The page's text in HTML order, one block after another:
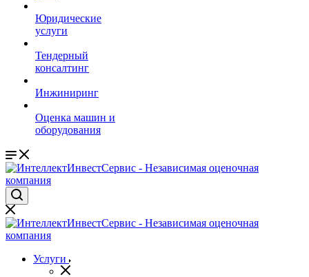
Юридические
услуги
Тендерный
консалтинг
Инжиниринг
Оценка машин и
оборудования
Услуги